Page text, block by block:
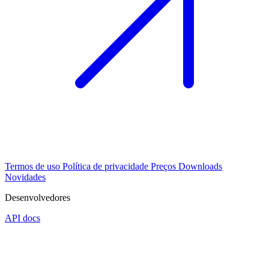
Termos de uso Política de privacidade Preços Downloads
Novidades
Desenvolvedores
API docs